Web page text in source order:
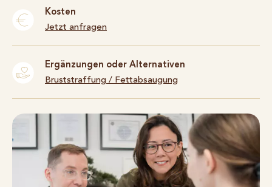
Kosten
Jetzt anfragen
Ergänzungen oder Alternativen
Bruststraffung / Fettabsaugung